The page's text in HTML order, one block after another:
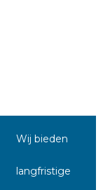
Wij bieden
langfristige